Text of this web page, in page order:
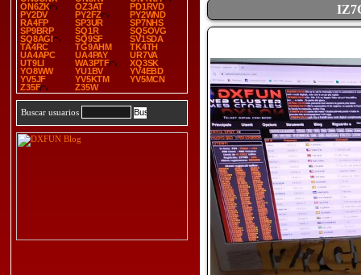
ON6ZK
OZ3AT
PD1RVD
PY2DV
PY2FZ
PY2WND
RA4FP
SP3UR
SP7NHS
SP9BRP
SQ1R
SQ5OVG
SQ8AGI
SQ9SF
SV1SDA
TA4RC
TG9AHM
TK4TH
UA4APC
UA4PAY
UR7VA
UT9LI
WA3PTF
XQ3SK
YO8WW
YU1BV
YV4EBD
YV5JF
YV5KTM
YV5MCN
Z35F
Z35W
Buscar usuarios